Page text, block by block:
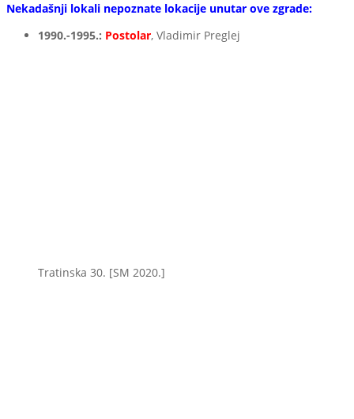
Nekadašnji lokali nepoznate lokacije unutar ove zgrade:
1990.-1995.: Postolar, Vladimir Preglej
Tratinska 30. [SM 2020.]